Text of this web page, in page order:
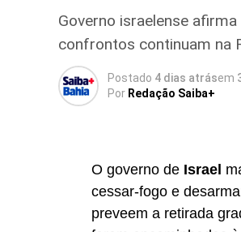
o cumprimento de
do setor financeiro,
manipulação de
Além de comentar a
períodos eleitorais
dos investidores
apresentadas pelos
Governo israelense
confrontos continuam na
Postado 4 dias atrásem
Por Redação Saiba+
O governo de Israel
cessar-fogo e
preveem a retirada